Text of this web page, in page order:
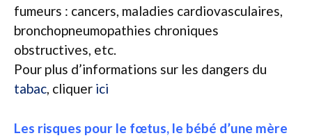
fumeurs : cancers, maladies cardiovasculaires,
bronchopneumopathies chroniques
obstructives, etc.
Pour plus d’informations sur les dangers du
tabac, cliquer ici
Les risques pour le fœtus, le bébé d’une mère